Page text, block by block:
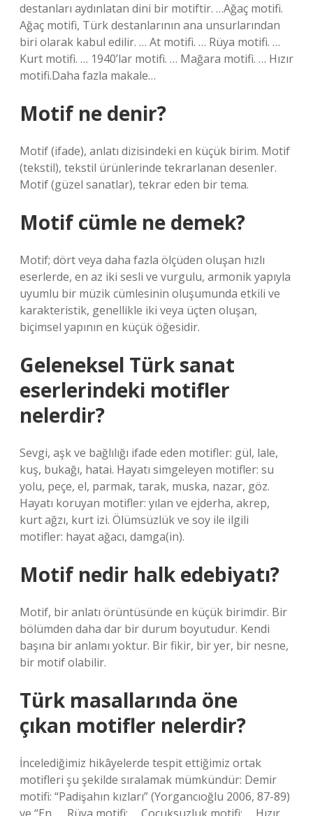
destanları aydınlatan dini bir motiftir. …Ağaç motifi.
Ağaç motifi, Türk destanlarının ana unsurlarından
biri olarak kabul edilir. … At motifi. … Rüya motifi. …
Kurt motifi. … 1940’lar motifi. … Mağara motifi. … Hızır
motifi.Daha fazla makale…
Motif ne denir?
Motif (ifade), anlatı dizisindeki en küçük birim. Motif
(tekstil), tekstil ürünlerinde tekrarlanan desenler.
Motif (güzel sanatlar), tekrar eden bir tema.
Motif cümle ne demek?
Motif; dört veya daha fazla ölçüden oluşan hızlı
eserlerde, en az iki sesli ve vurgulu, armonik yapıyla
uyumlu bir müzik cümlesinin oluşumunda etkili ve
karakteristik, genellikle iki veya üçten oluşan,
biçimsel yapının en küçük öğesidir.
Geleneksel Türk sanat
eserlerindeki motifler
nelerdir?
Sevgi, aşk ve bağlılığı ifade eden motifler: gül, lale,
kuş, bukağı, hatai. Hayatı simgeleyen motifler: su
yolu, peçe, el, parmak, tarak, muska, nazar, göz.
Hayatı koruyan motifler: yılan ve ejderha, akrep,
kurt ağzı, kurt izi. Ölümsüzlük ve soy ile ilgili
motifler: hayat ağacı, damga(in).
Motif nedir halk edebiyatı?
Motif, bir anlatı örüntüsünde en küçük birimdir. Bir
bölümden daha dar bir durum boyutudur. Kendi
başına bir anlamı yoktur. Bir fikir, bir yer, bir nesne,
bir motif olabilir.
Türk masallarında öne
çıkan motifler nelerdir?
İncelediğimiz hikâyelerde tespit ettiğimiz ortak
motifleri şu şekilde sıralamak mümkündür: Demir
motifi: “Padişahın kızları” (Yorgancıoğlu 2006, 87-89)